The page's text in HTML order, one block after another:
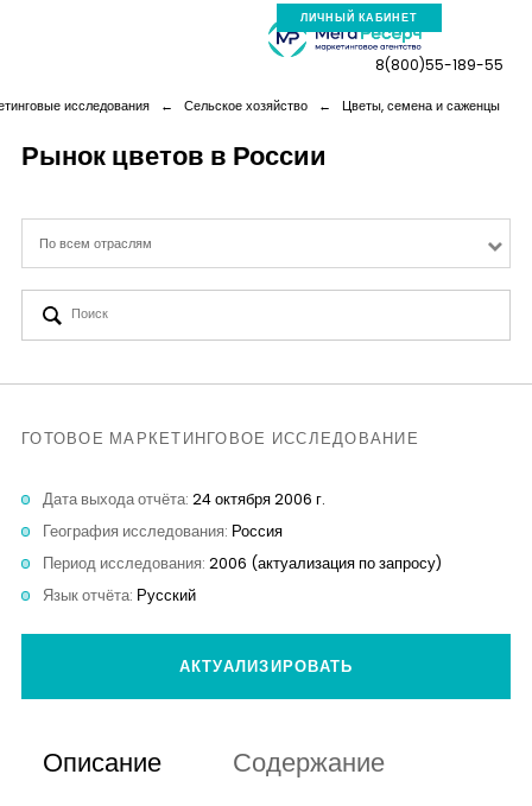
ЛИЧНЫЙ КАБИНЕТ
Новая реальность
Контакты
8(800)55-189-55
исследования ← Сельское хозяйство ← Цветы, семена и саженцы
Рынок цветов в России
По всем отраслям
ГОТОВОЕ МАРКЕТИНГОВОЕ ИССЛЕДОВАНИЕ
Дата выхода отчёта: 24 октября 2006 г.
География исследования: Россия
Период исследования: 2006 (актуализация по запросу)
Язык отчёта: Русский
АКТУАЛИЗИРОВАТЬ
Описание Содержание